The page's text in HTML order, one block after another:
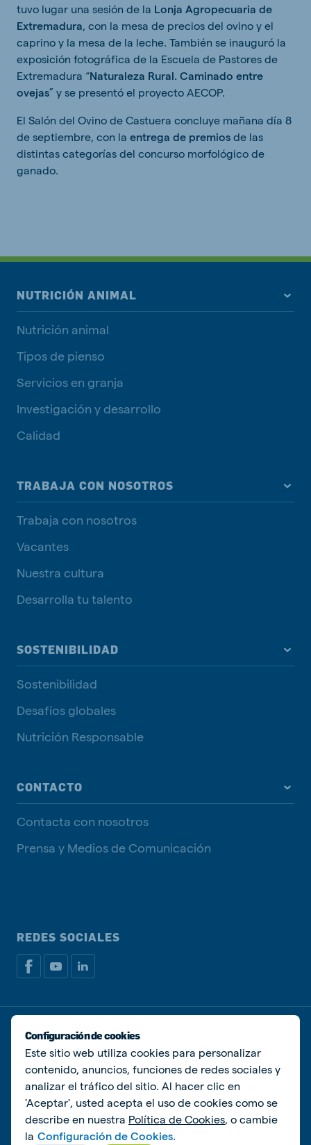
tuvo lugar una sesión de la Lonja Agropecuaria de
Extremadura, con la mesa de precios del ovino y el
caprino y la mesa de la leche. También se inauguró la
exposición fotográfica de la Escuela de Pastores de
Extremadura “Naturaleza Rural. Caminado entre
ovejas” y se presentó el proyecto AECOP.
El Salón del Ovino de Castuera concluye mañana día 8
de septiembre, con la entrega de premios de las
distintas categorías del concurso morfológico de
ganado.
NUTRICIÓN ANIMAL
Nutrición animal
Tipos de pienso
Servicios en granja
Investigación y desarrollo
Calidad
TRABAJA CON NOSOTROS
Trabaja con nosotros
Vacantes
Nuestra cultura
Desarrolla tu talento
SOSTENIBILIDAD
Sostenibilidad
Desafíos globales
Nutrición Responsable
CONTACTO
Contacta con nosotros
Prensa y Medios de Comunicación
REDES SOCIALES
Política de privacidadPolítica de Cookies
Administrar Cookies
© De Heus Animal Nutrition
Configuración de cookies
Este sitio web utiliza cookies para personalizar
contenido, anuncios, funciones de redes sociales y
analizar el tráfico del sitio. Al hacer clic en
'Aceptar', usted acepta el uso de cookies como se
describe en nuestra Política de Cookies, o cambie
la Configuración de Cookies.